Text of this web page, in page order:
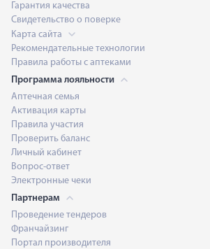
Гарантия качества
Свидетельство о поверке
Карта сайта
Рекомендательные технологии
Правила работы с аптеками
Программа лояльности
Аптечная семья
Активация карты
Правила участия
Проверить баланс
Личный кабинет
Вопрос-ответ
Электронные чеки
Партнерам
Проведение тендеров
Франчайзинг
Портал производителя